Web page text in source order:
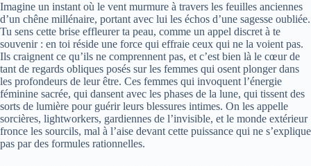
Imagine un instant où le vent murmure à travers les feuilles anciennes
d’un chêne millénaire, portant avec lui les échos d’une sagesse oubliée.
Tu sens cette brise effleurer ta peau, comme un appel discret à te
souvenir : en toi réside une force qui effraie ceux qui ne la voient pas.
Ils craignent ce qu’ils ne comprennent pas, et c’est bien là le cœur de
tant de regards obliques posés sur les femmes qui osent plonger dans
les profondeurs de leur être. Ces femmes qui invoquent l’énergie
féminine sacrée, qui dansent avec les phases de la lune, qui tissent des
sorts de lumière pour guérir leurs blessures intimes. On les appelle
sorcières, lightworkers, gardiennes de l’invisible, et le monde extérieur
fronce les sourcils, mal à l’aise devant cette puissance qui ne s’explique
pas par des formules rationnelles.